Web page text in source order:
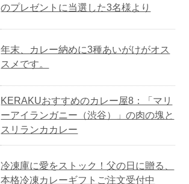
のプレゼントに当選した3名様より
年末、カレー納めに3種あいがけがオス
スメです。
KERAKUおすすめのカレー屋8：「マリ
ーアイランガニー（渋谷）」の肉の塊と
スリランカカレー
冷凍庫に愛をストック！父の日に贈る、
本格冷凍カレーギフトご注文受付中